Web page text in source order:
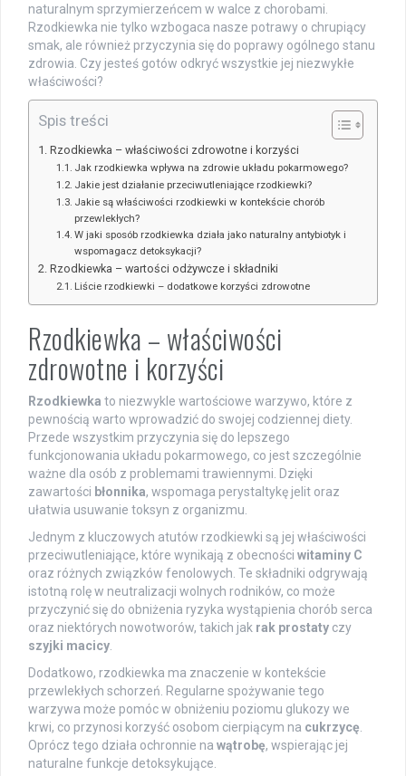
naturalnym sprzymierzeńcem w walce z chorobami.
Rzodkiewka nie tylko wzbogaca nasze potrawy o chrupiący
smak, ale również przyczynia się do poprawy ogólnego stanu
zdrowia. Czy jesteś gotów odkryć wszystkie jej niezwykłe
właściwości?
Spis treści
Rzodkiewka – właściwości zdrowotne i korzyści
Jak rzodkiewka wpływa na zdrowie układu pokarmowego?
Jakie jest działanie przeciwutleniające rzodkiewki?
Jakie są właściwości rzodkiewki w kontekście chorób
przewlekłych?
W jaki sposób rzodkiewka działa jako naturalny antybiotyk i
wspomagacz detoksykacji?
Rzodkiewka – wartości odżywcze i składniki
Liście rzodkiewki – dodatkowe korzyści zdrowotne
Rzodkiewka – właściwości
zdrowotne i korzyści
Rzodkiewka to niezwykle wartościowe warzywo, które z
pewnością warto wprowadzić do swojej codziennej diety.
Przede wszystkim przyczynia się do lepszego
funkcjonowania układu pokarmowego, co jest szczególnie
ważne dla osób z problemami trawiennymi. Dzięki
zawartości błonnika, wspomaga perystaltykę jelit oraz
ułatwia usuwanie toksyn z organizmu.
Jednym z kluczowych atutów rzodkiewki są jej właściwości
przeciwutleniające, które wynikają z obecności witaminy C
oraz różnych związków fenolowych. Te składniki odgrywają
istotną rolę w neutralizacji wolnych rodników, co może
przyczynić się do obniżenia ryzyka wystąpienia chorób serca
oraz niektórych nowotworów, takich jak rak prostaty czy
szyjki macicy
Dodatkowo, rzodkiewka ma znaczenie w kontekście
przewlekłych schorzeń. Regularne spożywanie tego
warzywa może pomóc w obniżeniu poziomu glukozy we
krwi, co przynosi korzyść osobom cierpiącym na cukrzycę
Oprócz tego działa ochronnie na wątrobę, wspierając jej
naturalne funkcje detoksykujące.